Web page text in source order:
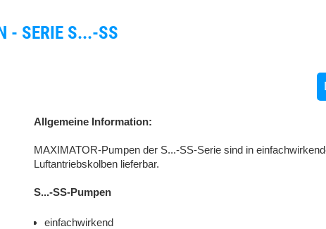
- SERIE S...-SS
Allgemeine Information:
MAXIMATOR-Pumpen der S...-SS-Serie sind in
Luftantriebskolben lieferbar.
S...-SS-Pumpen
einfachwirkend